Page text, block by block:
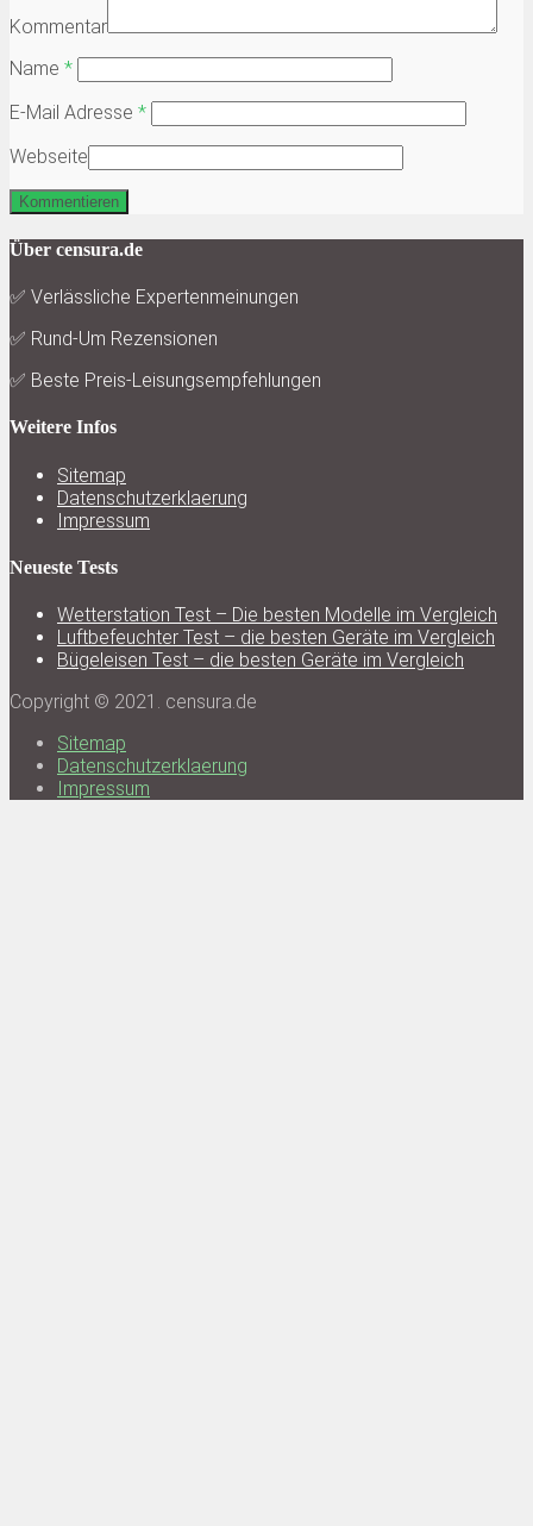
Kommentar
Name *
E-Mail Adresse *
Webseite
Über censura.de
✅ Verlässliche Expertenmeinungen
✅ Rund-Um Rezensionen
✅ Beste Preis-Leisungsempfehlungen
Weitere Infos
Sitemap
Datenschutzerklaerung
Impressum
Neueste Tests
Wetterstation Test – Die besten Modelle im Vergleich
Luftbefeuchter Test – die besten Geräte im Vergleich
Bügeleisen Test – die besten Geräte im Vergleich
Copyright © 2021. censura.de
Sitemap
Datenschutzerklaerung
Impressum